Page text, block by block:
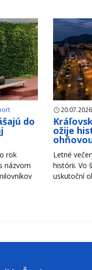
do
rok
názvom
ožije
Letné
histórii. Vo
uskutoční